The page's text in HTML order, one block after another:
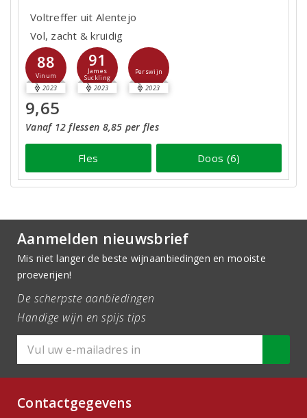
Voltreffer uit Alentejo
Vol, zacht & kruidig
88
Vinum
2023
91
James
Suckling
2023
Perswijn
2023
9,65
Vanaf 12 flessen 8,85 per fles
Fles Doos (6)
Aanmelden nieuwsbrief
Mis niet langer de beste wijnaanbiedingen en mooiste
proeverijen!
De scherpste aanbiedingen
Handige wijn en spijs tips
Contactgegevens